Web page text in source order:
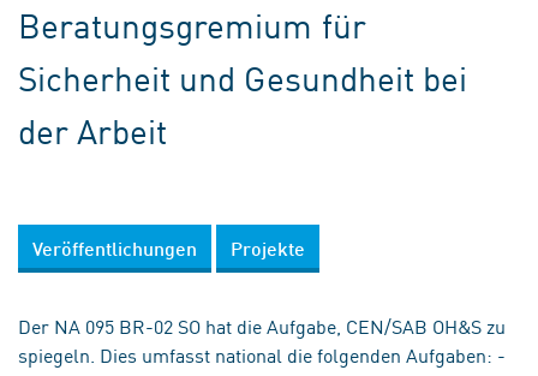
Beratungsgremium für
Sicherheit und Gesundheit bei
der Arbeit
Veröffentlichungen Projekte
Der NA 095 BR-02 SO hat die Aufgabe, CEN/SAB OH&S zu
spiegeln. Dies umfasst national die folgenden Aufgaben: -